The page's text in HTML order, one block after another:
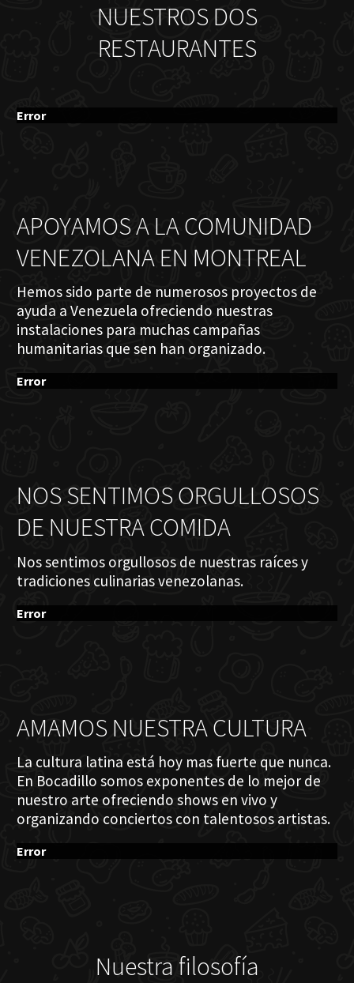
NUESTROS DOS
RESTAURANTES
Error
APOYAMOS A LA COMUNIDAD
VENEZOLANA EN MONTREAL
Hemos sido parte de numerosos proyectos de
ayuda a Venezuela ofreciendo nuestras
instalaciones para muchas campañas
humanitarias que sen han organizado.
Error
NOS SENTIMOS ORGULLOSOS
DE NUESTRA COMIDA
Nos sentimos orgullosos de nuestras raíces y
tradiciones culinarias venezolanas.
Error
AMAMOS NUESTRA CULTURA
La cultura latina está hoy mas fuerte que nunca.
En Bocadillo somos exponentes de lo mejor de
nuestro arte ofreciendo shows en vivo y
organizando conciertos con talentosos artistas.
Error
Nuestra filosofía